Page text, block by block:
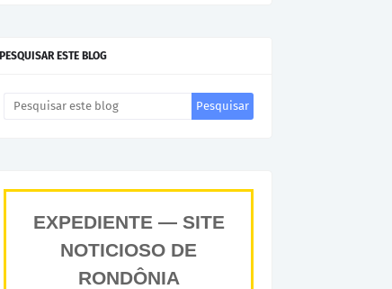
PESQUISAR ESTE BLOG
EXPEDIENTE — SITE
NOTICIOSO DE
RONDÔNIA